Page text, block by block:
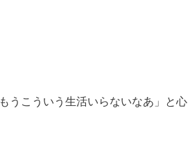
うこういう生活いらないなあ」と心